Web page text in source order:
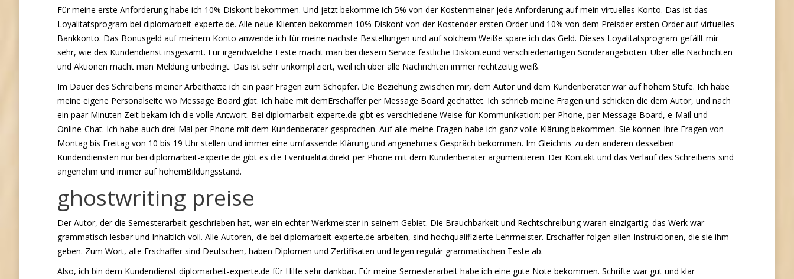
Für meine erste Anforderung habe ich 10% Diskont bekommen. Und jetzt bekomme ich 5% von der Kostenmeiner jede Anforderung auf mein virtuelles Konto. Das ist das
Loyalitätsprogram bei diplomarbeit-experte.de. Alle neue Klienten bekommen 10% Diskont von der Kostender ersten Order und 10% von dem Preisder ersten Order auf virtuelles
Bankkonto. Das Bonusgeld auf meinem Konto anwende ich für meine nächste Bestellungen und auf solchem Weiße spare ich das Geld. Dieses Loyalitätsprogram gefällt mir
sehr, wie des Kundendienst insgesamt. Für irgendwelche Feste macht man bei diesem Service festliche Diskonteund verschiedenartigen Sonderangeboten. Über alle Nachrichten
und Aktionen macht man Meldung unbedingt. Das ist sehr unkompliziert, weil ich über alle Nachrichten immer rechtzeitig weiß.
Im Dauer des Schreibens meiner Arbeithatte ich ein paar Fragen zum Schöpfer. Die Beziehung zwischen mir, dem Autor und dem Kundenberater war auf hohem Stufe. Ich habe
meine eigene Personalseite wo Message Board gibt. Ich habe mit demErschaffer per Message Board gechattet. Ich schrieb meine Fragen und schicken die dem Autor, und nach
ein paar Minuten Zeit bekam ich die volle Antwort. Bei diplomarbeit-experte.de gibt es verschiedene Weise für Kommunikation: per Phone, per Message Board, e-Mail und
Online-Chat. Ich habe auch drei Mal per Phone mit dem Kundenberater gesprochen. Auf alle meine Fragen habe ich ganz volle Klärung bekommen. Sie können Ihre Fragen von
Montag bis Freitag von 10 bis 19 Uhr stellen und immer eine umfassende Klärung und angenehmes Gespräch bekommen. Im Gleichnis zu den anderen desselben
Kundendiensten nur bei diplomarbeit-experte.de gibt es die Eventualitätdirekt per Phone mit dem Kundenberater argumentieren. Der Kontakt und das Verlauf des Schreibens sind
angenehm und immer auf hohemBildungsstand.
ghostwriting preise
Der Autor, der die Semesterarbeit geschrieben hat, war ein echter Werkmeister in seinem Gebiet. Die Brauchbarkeit und Rechtschreibung waren einzigartig. das Werk war
grammatisch lesbar und Inhaltlich voll. Alle Autoren, die bei diplomarbeit-experte.de arbeiten, sind hochqualifizierte Lehrmeister. Erschaffer folgen allen Instruktionen, die sie ihm
geben. Zum Wort, alle Erschaffer sind Deutschen, haben Diplomen und Zertifikaten und legen regulär grammatischen Teste ab.
Also, ich bin dem Kundendienst diplomarbeit-experte.de für Hilfe sehr dankbar. Für meine Semesterarbeit habe ich eine gute Note bekommen. Schrifte war gut und klar